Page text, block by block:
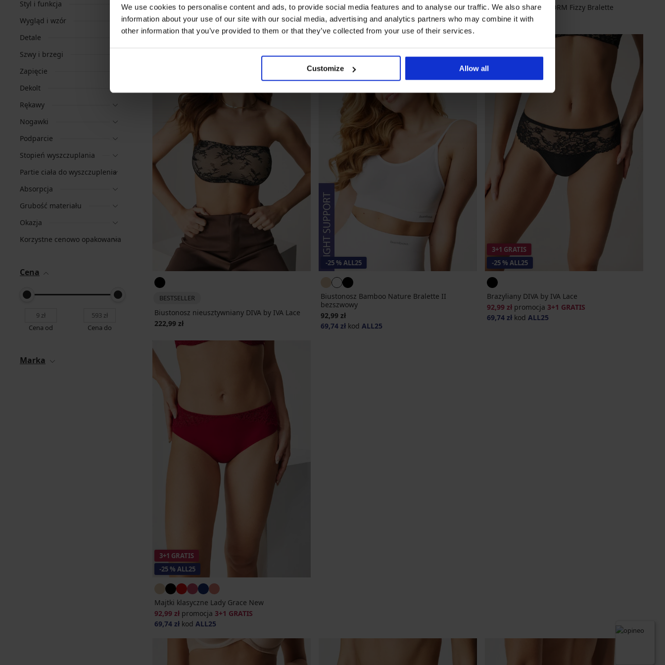
We use cookies to personalise content and ads, to provide social media features and to analyse our traffic. We also share
information about your use of our site with our social media, advertising and analytics partners who may combine it with
other information that you’ve provided to them or that they’ve collected from your use of their services.
Customize Allow all
Styl i funkcja
Wygląd i wzór
Detale
Szwy i brzegi
Zapięcie
Dekolt
Rękawy
Nogawki
Podparcie
Stopień wyszczuplania
Partie ciała do wyszczuplenia
Absorpcja
Grubość materiału
Okazja
Korzystne cenowo opakowania
Cena
Cena od Cena do
Marka
Biustonosz PINK STORM Fizzy Bralette
Zniżka
65,09 zł Pierwotna cena
92,99 zł
BESTSELLER
Biustonosz nieusztywniany DIVA by IVA Lace
222,99 zł
-25 % ALL25
Biustonosz Bamboo Nature Bralette II
bezszwowy
92,99 zł
69,74 złkod ALL25
3+1 GRATIS
-25 % ALL25
Brazyliany DIVA by IVA Lace
92,99 zł promocja 3+1 GRATIS
69,74 złkod ALL25
3+1 GRATIS
-25 % ALL25
Majtki klasyczne Lady Grace New
92,99 zł promocja 3+1 GRATIS
69,74 zł kod ALL25